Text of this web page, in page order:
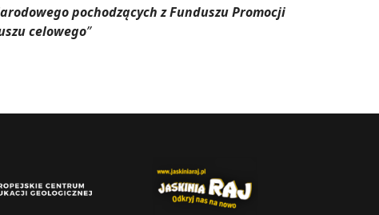
pochodzących z Funduszu Promocji
celowego”